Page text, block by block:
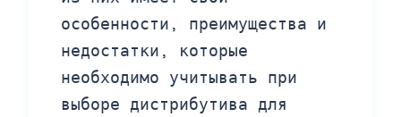
особенности, преимущества и
недостатки, которые
необходимо учитывать при
выборе дистрибутива для